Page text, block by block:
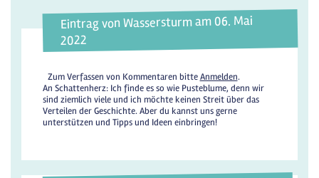
Eintrag von Wassersturm am 06. Mai
2022
Zum Verfassen von Kommentaren bitteAnmelden.
An Schattenherz: Ich finde es so wie Pusteblume, denn wir
sind ziemlich viele und ich möchte keinen Streit über das
Verteilen der Geschichte. Aber du kannst uns gerne
unterstützen und Tipps und Ideen einbringen!